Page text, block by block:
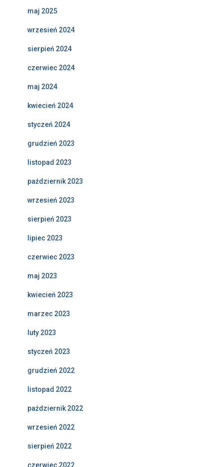
maj 2025
wrzesień 2024
sierpień 2024
czerwiec 2024
maj 2024
kwiecień 2024
styczeń 2024
grudzień 2023
listopad 2023
październik 2023
wrzesień 2023
sierpień 2023
lipiec 2023
czerwiec 2023
maj 2023
kwiecień 2023
marzec 2023
luty 2023
styczeń 2023
grudzień 2022
listopad 2022
październik 2022
wrzesień 2022
sierpień 2022
czerwiec 2022